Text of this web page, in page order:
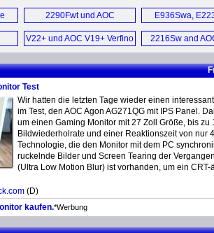
(D)
Display für
2290Fwt und AOC
2490Fwt (D)
E936Swa,
E2236Vwa
E2436Vwa
V22+ und AOC V19+ Verfino
WLED Display (D)
2216Sw and
Monitors
Test
Wir hatten die letzten Tage wieder einen
im Test, den AOC Agon AG271QG mit IPS Panel.
um einen Gaming Monitor mit 27 Zoll Größe, bis zu
Bildwiederholrate und einer Reaktionszeit von nur
Technologie, die den Monitor mit dem PC
ruckelnde Bilder und Screen Tearing der
(Ultra Low Motion Blur) ist vorhanden, um ein
(D)
kaufen.*Werbung